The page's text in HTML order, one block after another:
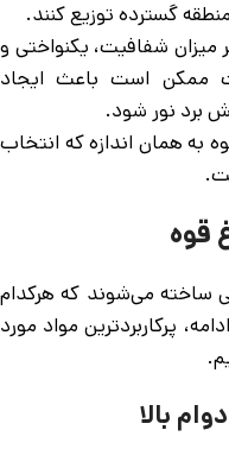
گسترده توزیع کنند.
شفافیت، یکنواختی و
ممکن است باعث ایجاد
برد نور شود.
به همان اندازه که انتخاب
قوه
ساخته می‌شوند که هرکدام
پرکاربردترین مواد مورد
بالا